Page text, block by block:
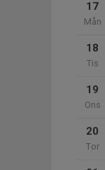
17
Mån
18
Tis
19
Ons
20
Tor